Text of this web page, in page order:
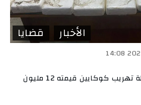
الأخبار قضايا
صفاقس/ احباط محاولة تهريب كوكايين قيمته 12 مليون